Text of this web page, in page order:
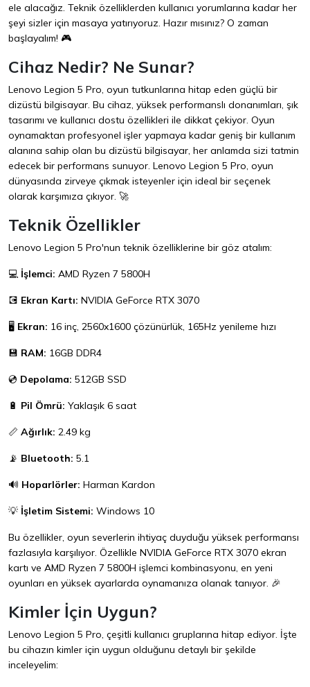
ele alacağız. Teknik özelliklerden kullanıcı yorumlarına kadar her
şeyi sizler için masaya yatırıyoruz. Hazır mısınız? O zaman
başlayalım! 🎮
Cihaz Nedir? Ne Sunar?
Lenovo Legion 5 Pro, oyun tutkunlarına hitap eden güçlü bir
dizüstü bilgisayar. Bu cihaz, yüksek performanslı donanımları, şık
tasarımı ve kullanıcı dostu özellikleri ile dikkat çekiyor. Oyun
oynamaktan profesyonel işler yapmaya kadar geniş bir kullanım
alanına sahip olan bu dizüstü bilgisayar, her anlamda sizi tatmin
edecek bir performans sunuyor. Lenovo Legion 5 Pro, oyun
dünyasında zirveye çıkmak isteyenler için ideal bir seçenek
olarak karşımıza çıkıyor. 🚀
Teknik Özellikler
Lenovo Legion 5 Pro'nun teknik özelliklerine bir göz atalım:
💻 İşlemci: AMD Ryzen 7 5800H
💽 Ekran Kartı: NVIDIA GeForce RTX 3070
🖥️ Ekran: 16 inç, 2560x1600 çözünürlük, 165Hz yenileme hızı
💾 RAM: 16GB DDR4
💿 Depolama: 512GB SSD
🔋 Pil Ömrü: Yaklaşık 6 saat
📏 Ağırlık: 2.49 kg
📡 Bluetooth: 5.1
🔊 Hoparlörler: Harman Kardon
💡 İşletim Sistemi: Windows 10
Bu özellikler, oyun severlerin ihtiyaç duyduğu yüksek performansı
fazlasıyla karşılıyor. Özellikle NVIDIA GeForce RTX 3070 ekran
kartı ve AMD Ryzen 7 5800H işlemci kombinasyonu, en yeni
oyunları en yüksek ayarlarda oynamanıza olanak tanıyor. 🎉
Kimler İçin Uygun?
Lenovo Legion 5 Pro, çeşitli kullanıcı gruplarına hitap ediyor. İşte
bu cihazın kimler için uygun olduğunu detaylı bir şekilde
inceleyelim: